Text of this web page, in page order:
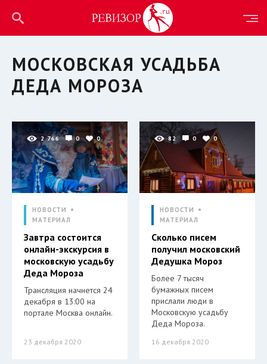
МОСКОВСКАЯ УСАДЬБА
ДЕДА МОРОЗА
2 766 0 0
НОВОСТИ
МАТЕРИАЛ
Завтра состоится
онлайн-экскурсия в
московскую усадьбу
Деда Мороза
Трансляция начнется 24
декабря в 13:00 на
портале Москва онлайн.
23 декабря 2020
82 0 0
НОВОСТИ
МАТЕРИАЛ
Сколько писем
получил московский
Дедушка Мороз
Более 7 тысяч
бумажных писем
прислали люди в
Московскую усадьбу
Деда Мороза.
16 декабря 2020